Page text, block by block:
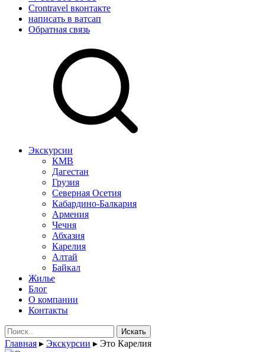
Crontravel вконтакте
написать в ватсап
Обратная связь
Экскурсии
КМВ
Дагестан
Грузия
Северная Осетия
Кабардино-Балкария
Армения
Чечня
Абхазия
Карелия
Алтай
Байкал
Жилье
Блог
О компании
Контакты
Поиск:
Главная ▸ Экскурсии ▸ Это Карелия